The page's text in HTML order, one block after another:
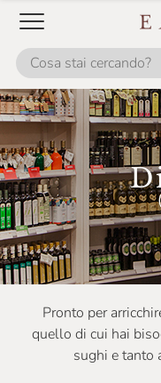
Pronto per
quello di cui hai
sughi e tanto
Drago Forneria
Duca D'Alba
Eataly
Erberossi
Eticalimenta
Euroverde
Fever-Tree
Figulì
Filippini
Fior Di Loto
Fox Italia